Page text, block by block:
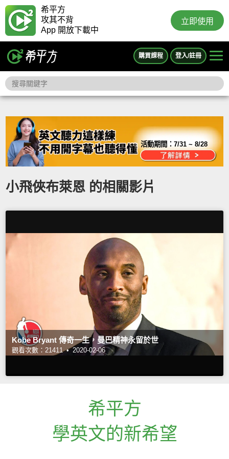
希平方
攻其不背
App 開放下載中
立即使用
購買課程 登入/註冊
活動期間：7/31 ~ 8/28
小飛俠布萊恩 的相關影片
Kobe Bryant 傳奇一生，曼巴精神永留於世
觀看次數：21411 • 2020-02-06
希平方
學英文的新希望